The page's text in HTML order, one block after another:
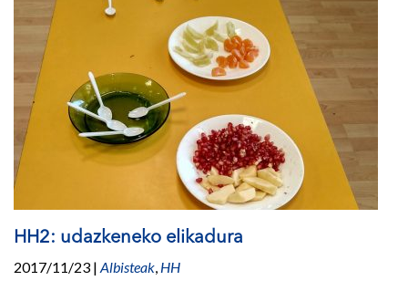
HH2: udazkeneko elikadura
2017/11/23 | Albisteak, HH